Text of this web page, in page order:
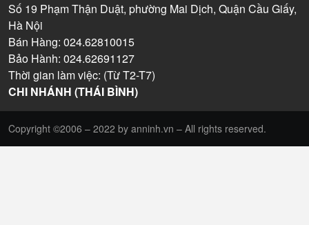
Số 19 Phạm Thận Duật, phường Mai Dịch, Quận Cầu Giấy,
Hà Nội
Bán Hàng: 024.62810015
Bảo Hành: 024.62691127
Thời gian làm việc: (Từ T2-T7)
CHI NHÁNH (THÁI BÌNH)
Copyright ©2006 – 2022 by anninh.vn – All rights reserved.